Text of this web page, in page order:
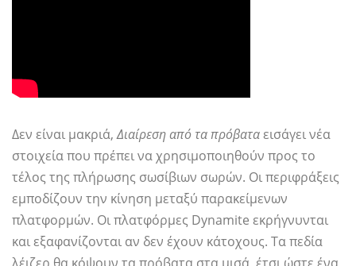
Δεν είναι μακριά,Διαίρεση από τα πρόβαταεισάγει νέα
στοιχεία που πρέπει να χρησιμοποιηθούν προς το
τέλος της πλήρωσης σωσίβιων σωρών. Οι περιφράξεις
εμποδίζουν την κίνηση μεταξύ παρακείμενων
πλατφορμών. Οι πλατφόρμες Dynamite εκρήγνυνται
και εξαφανίζονται αν δεν έχουν κάτοχους. Τα πεδία